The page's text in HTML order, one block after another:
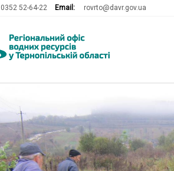
52-64-22 Email: rovrto@davr.gov.ua